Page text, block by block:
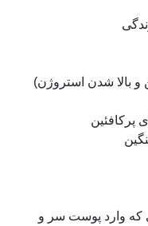
و بالا شدن استروژن)
پرکافئین
وارد پوست سر و